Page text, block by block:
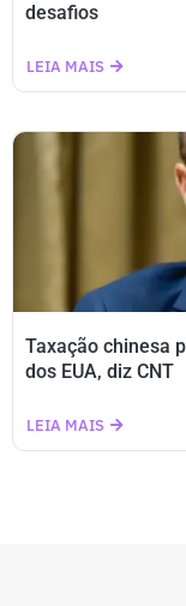
desafios
LEIA MAIS
Taxação chinesa
dos EUA, diz CNT
LEIA MAIS